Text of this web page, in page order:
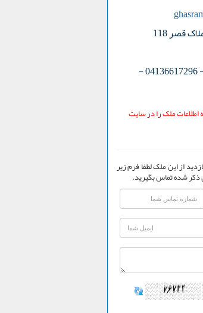
قصر 118
-
ملک را در سایت
از این ملک لطفا فرم زیر
ذکر شده تماس بگیرید.